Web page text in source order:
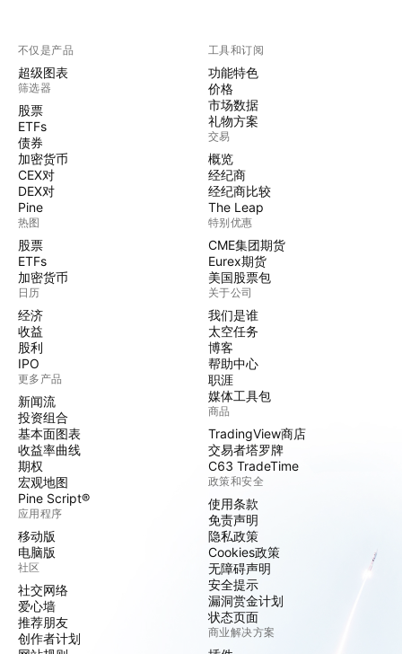
不仅是产品
超级图表
筛选器
股票
ETFs
债券
加密货币
CEX对
DEX对
Pine
热图
股票
ETFs
加密货币
日历
经济
收益
股利
IPO
更多产品
新闻流
投资组合
基本面图表
收益率曲线
期权
宏观地图
Pine Script®
应用程序
移动版
电脑版
社区
社交网络
爱心墙
推荐朋友
创作者计划
工具和订阅
功能特色
价格
市场数据
礼物方案
交易
概览
经纪商
经纪商比较
The Leap
特别优惠
CME集团期货
Eurex期货
美国股票包
关于公司
我们是谁
太空任务
博客
帮助中心
职涯
媒体工具包
商品
TradingView商店
交易者塔罗牌
C63 TradeTime
政策和安全
使用条款
免责声明
隐私政策
Cookies政策
无障碍声明
安全提示
漏洞赏金计划
状态页面
商业解决方案